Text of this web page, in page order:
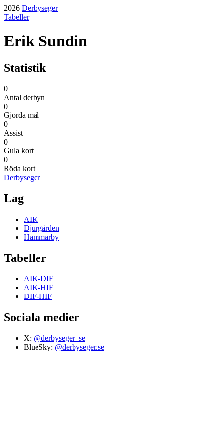
2026 Derbyseger
Tabeller
Erik Sundin
Statistik
0
Antal derbyn
0
Gjorda mål
0
Assist
0
Gula kort
0
Röda kort
Derbyseger
Lag
AIK
Djurgården
Hammarby
Tabeller
AIK-DIF
AIK-HIF
DIF-HIF
Sociala medier
X: @derbyseger_se
BlueSky: @derbyseger.se